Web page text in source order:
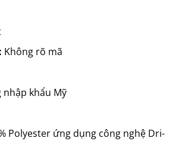
Không rõ mã
nhập khẩu Mỹ
Polyester ứng dụng công nghệ Dri-